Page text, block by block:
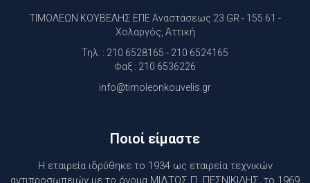
ΤΙΜΟΛΕΩΝ ΚΟΥΒΕΛΗΣ ΕΠΕ Αναστάσεως 23 GR - 155 61 -
Χολαργός, Αττική
Τηλ. : 210 6528165 - 210 6524165
Φαξ : 210 6536226
info@timoleonkouvelis.gr
Ποιοί είμαστε
Η εταιρεία ιδρύθηκε το 1934 ως εταιρεία τεχνικών
αντιπροσωπειών με το όνομα ΜΙΛΤΟΣ Π. ΠΕΣΝΙΚΙΔΗΣ, το 1969